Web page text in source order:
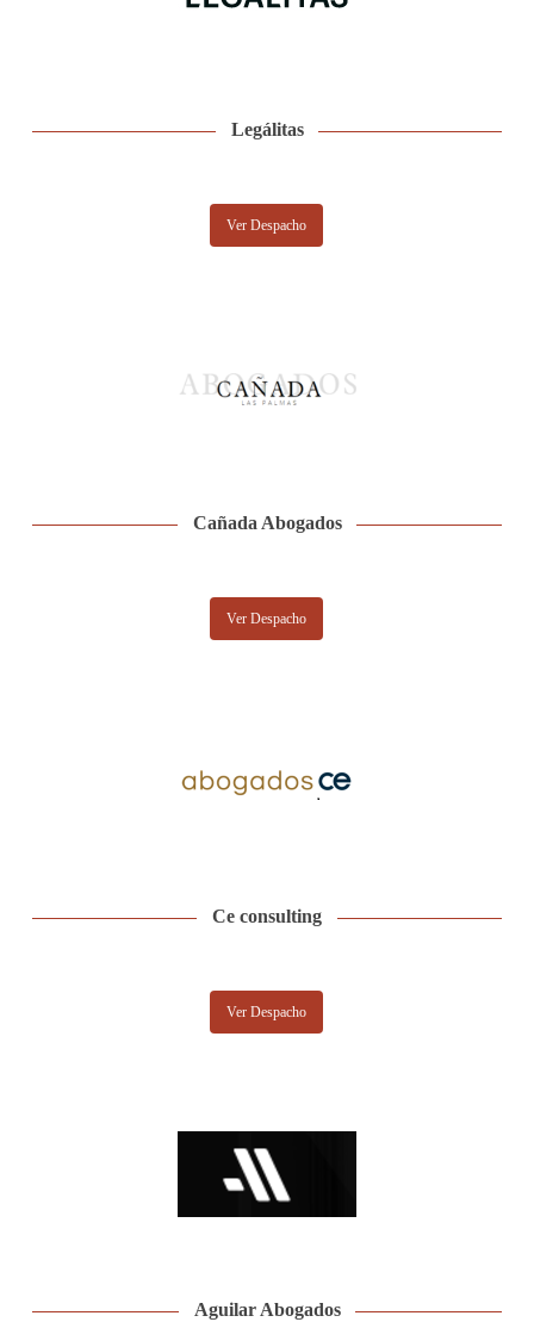
Legálitas
Ver Despacho
Cañada Abogados
Ver Despacho
Ce consulting
Ver Despacho
Aguilar Abogados